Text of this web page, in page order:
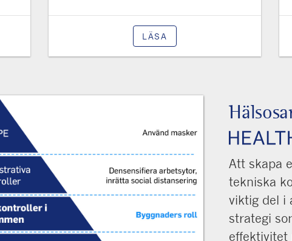
LÄSA
Att skapa
tekniska
viktig del i
strategi
effektivitet